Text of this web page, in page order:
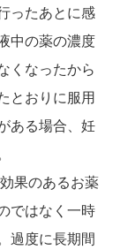
ったあとに感
中の薬の濃度
くなったから
とおりに服用
ある場合、妊
果のあるお薬
ではなく一時
過度に長期間